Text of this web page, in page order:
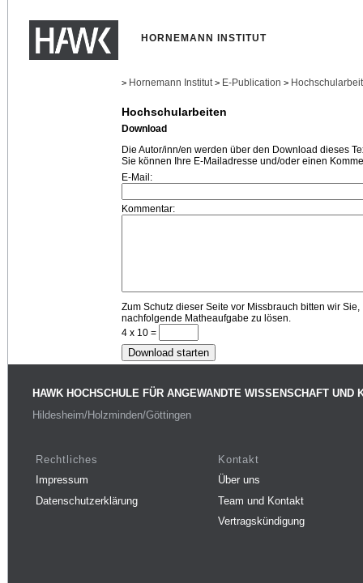
HORNEMANN INSTITUT
> Hornemann Institut > E-Publication >
Hochschularbeiten
Download
Die Autor/inn/en werden über den Download dieses
Sie können Ihre E-Mailadresse und/oder einen
E-Mail:
Kommentar:
Zum Schutz dieser Seite vor Missbrauch bitten wir Sie,
nachfolgende Matheaufgabe zu lösen.
4 x 10 =
HAWK HOCHSCHULE FÜR ANGEWANDTE WISSENSCHAFT UND
Hildesheim/Holzminden/Göttingen
Rechtliches
Impressum
Datenschutzerklärung
Kontakt
Über uns
Team und Kontakt
Vertragskündigung